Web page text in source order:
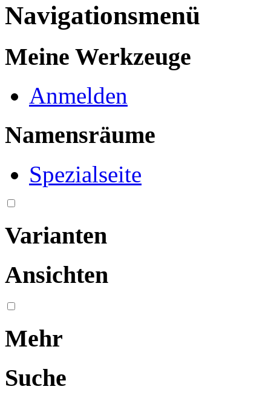
Navigationsmenü
Meine Werkzeuge
Anmelden
Namensräume
Spezialseite
Varianten
Ansichten
Mehr
Suche